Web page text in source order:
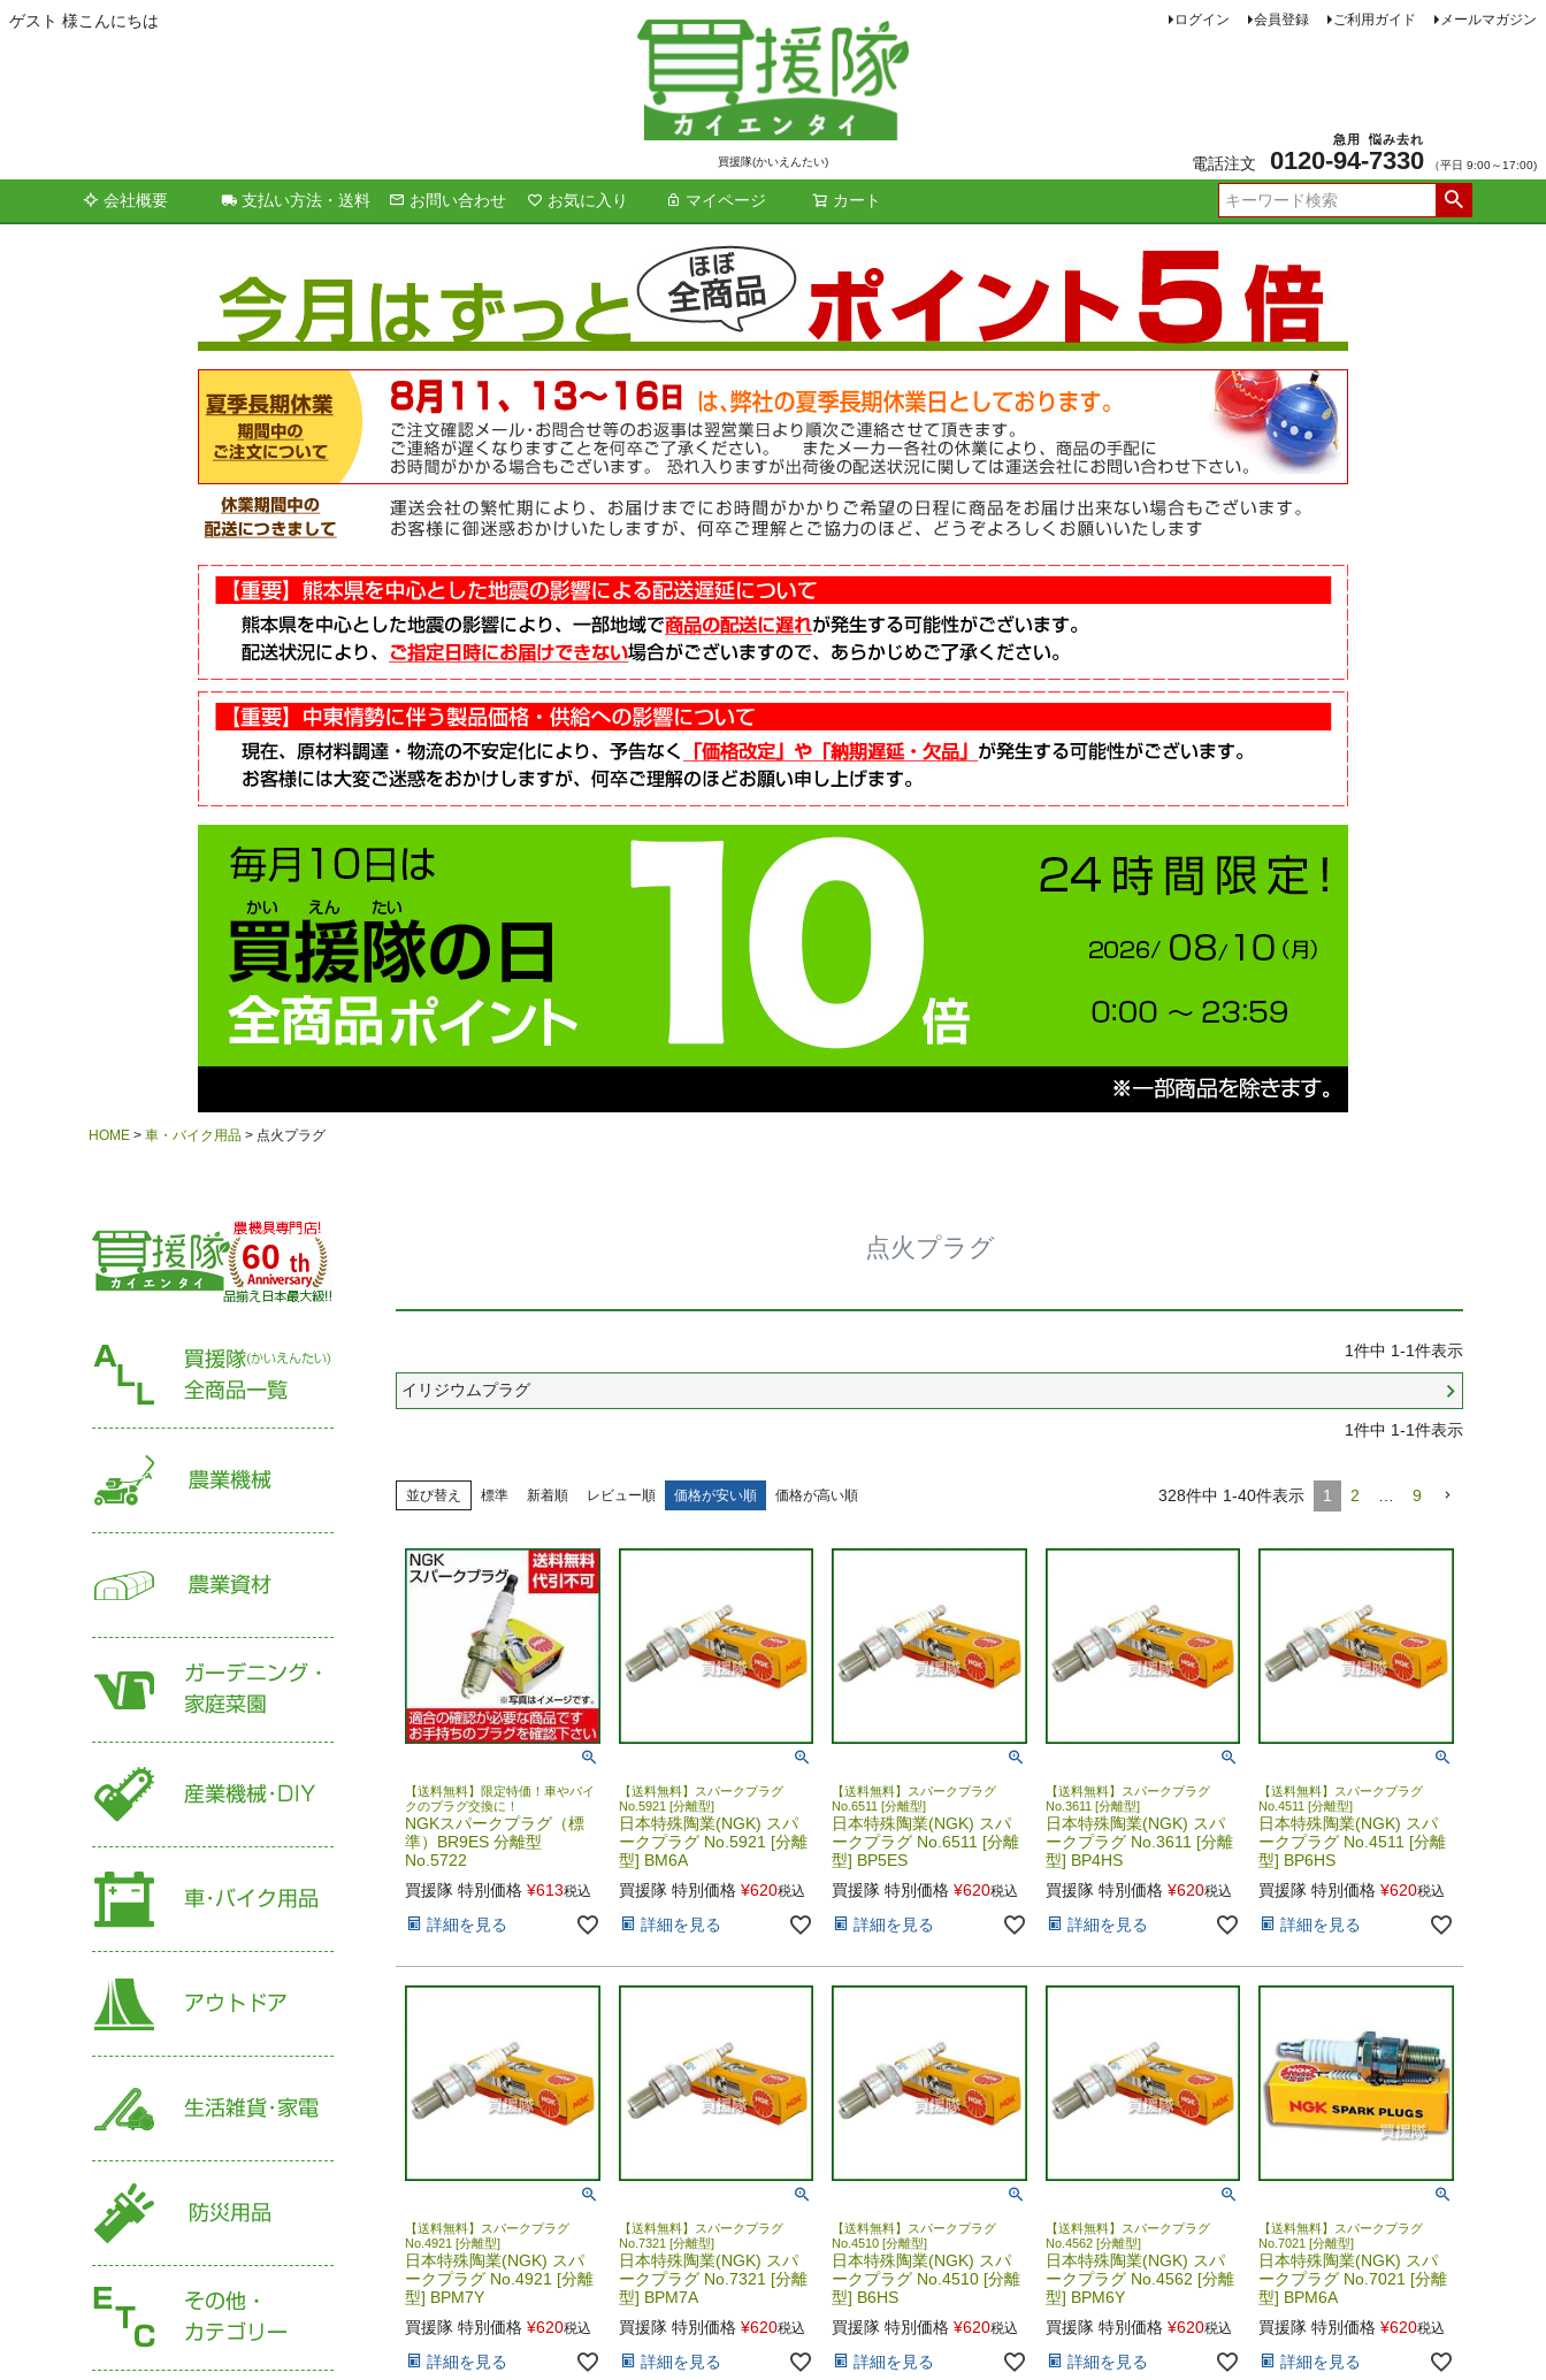
ゲスト 様こんにちは
買援隊(かいえんたい)
ログイン 会員登録 ご利用ガイド メールマガジン
電話注文 0120-94
急用
-7330
悩み去れ
（平日 9:00～17:00)
会社概要 支払い方法・送料 お問い合わせ お気に入り マイページ カート
検索
HOME 車・バイク用品 点火プラグ
60 点火プラグ
1件中 1-1件表示
イリジウムプラグ
1件中 1-1件表示
並び替え 標準 新着順 レビュー順 価格が安い順 価格が高い順 328件中 1-40件表示 1 2 9
【送料無料】限定特価！車やバイ
クのプラグ交換に！
NGKスパークプラグ（標
準）BR9ES 分離型
No.5722
買援隊 特別価格 ¥613税込
詳細を見る
【送料無料】スパークプラグ
No.5921 [分離型]
日本特殊陶業(NGK) スパ
ークプラグ No.5921 [分離
型] BM6A
買援隊 特別価格 ¥620税込
詳細を見る
【送料無料】スパークプラグ
No.6511 [分離型]
日本特殊陶業(NGK) スパ
ークプラグ No.6511 [分離
型] BP5ES
買援隊 特別価格 ¥620税込
詳細を見る
【送料無料】スパークプラグ
No.3611 [分離型]
日本特殊陶業(NGK) スパ
ークプラグ No.3611 [分離
型] BP4HS
買援隊 特別価格 ¥620税込
詳細を見る
【送料無料】スパークプラグ
No.4511 [分離型]
日本特殊陶業(NGK) スパ
ークプラグ No.4511 [分離
型] BP6HS
買援隊 特別価格 ¥620税込
詳細を見る
【送料無料】スパークプラグ
No.4921 [分離型]
日本特殊陶業(NGK) スパ
ークプラグ No.4921 [分離
型] BPM7Y
買援隊 特別価格 ¥620税込
詳細を見る
【送料無料】スパークプラグ
No.7321 [分離型]
日本特殊陶業(NGK) スパ
ークプラグ No.7321 [分離
型] BPM7A
買援隊 特別価格 ¥620税込
詳細を見る
【送料無料】スパークプラグ
No.4510 [分離型]
日本特殊陶業(NGK) スパ
ークプラグ No.4510 [分離
型] B6HS
買援隊 特別価格 ¥620税込
詳細を見る
【送料無料】スパークプラグ
No.4562 [分離型]
日本特殊陶業(NGK) スパ
ークプラグ No.4562 [分離
型] BPM6Y
買援隊 特別価格 ¥620税込
詳細を見る
【送料無料】スパークプラグ
No.7021 [分離型]
日本特殊陶業(NGK) スパ
ークプラグ No.7021 [分離
型] BPM6A
買援隊 特別価格 ¥620税込
詳細を見る